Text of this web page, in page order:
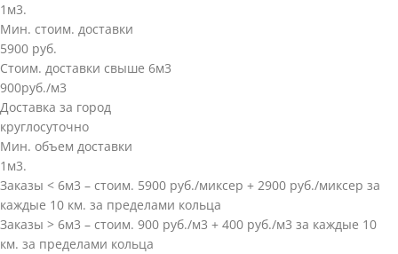
1м3.
Мин. стоим. доставки
5900 руб.
Стоим. доставки свыше 6м3
900руб./м3
Доставка за город
круглосуточно
Мин. объем доставки
1м3.
Заказы < 6м3 – стоим. 5900 руб./миксер + 2900 руб./миксер за
каждые 10 км. за пределами кольца
Заказы > 6м3 – стоим. 900 руб./м3 + 400 руб./м3 за каждые 10
км. за пределами кольца